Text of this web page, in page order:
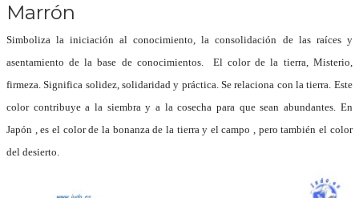
Marrón
Simboliza la iniciación al conocimiento, la consolidación de las raíces y
asentamiento de la base de conocimientos. El color de la tierra, Misterio,
firmeza.Significa solidez, solidaridad y práctica.Se relaciona con la tierra. Este
color contribuye a la siembra y a la cosecha para que sean abundantes. En
Japón , es el color de la bonanza de la tierra y el campo , pero también el color
del desierto.